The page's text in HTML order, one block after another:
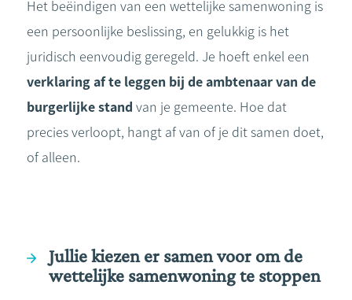
Het beëindigen van een wettelijke samenwoning is
een persoonlijke beslissing, en gelukkig is het
juridisch eenvoudig geregeld. Je hoeft enkel een
verklaring af te leggen bij de ambtenaar van de
burgerlijke stand van je gemeente. Hoe dat
precies verloopt, hangt af van of je dit samen doet,
of alleen.
Jullie kiezen er samen voor om de
wettelijke samenwoning te stoppen